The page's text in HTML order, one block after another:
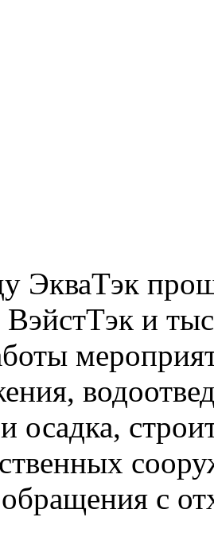
ЭкваТэк
и
осадка,
с